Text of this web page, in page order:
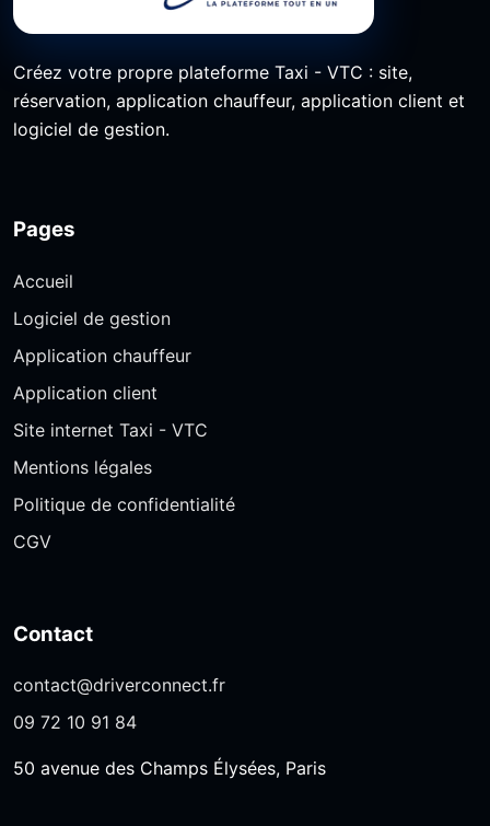
Créez votre propre plateforme Taxi - VTC : site,
réservation, application chauffeur, application client et
logiciel de gestion.
Pages
Accueil
Logiciel de gestion
Application chauffeur
Application client
Site internet Taxi - VTC
Mentions légales
Politique de confidentialité
CGV
Contact
contact@driverconnect.fr
09 72 10 91 84
50 avenue des Champs Élysées, Paris